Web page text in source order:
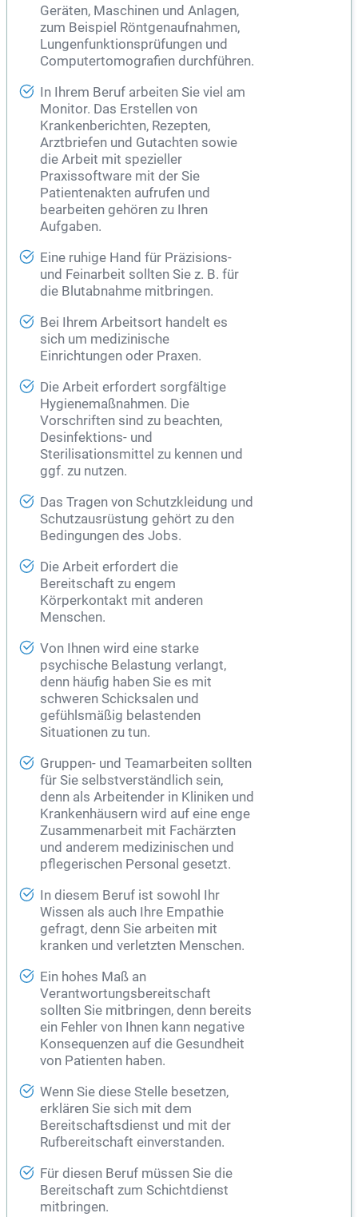
Geräten, Maschinen und Anlagen,
zum Beispiel Röntgenaufnahmen,
Lungenfunktionsprüfungen und
Computertomografien durchführen.
In Ihrem Beruf arbeiten Sie viel am
Monitor. Das Erstellen von
Krankenberichten, Rezepten,
Arztbriefen und Gutachten sowie
die Arbeit mit spezieller
Praxissoftware mit der Sie
Patientenakten aufrufen und
bearbeiten gehören zu Ihren
Aufgaben.
Eine ruhige Hand für Präzisions-
und Feinarbeit sollten Sie z. B. für
die Blutabnahme mitbringen.
Bei Ihrem Arbeitsort handelt es
sich um medizinische
Einrichtungen oder Praxen.
Die Arbeit erfordert sorgfältige
Hygienemaßnahmen. Die
Vorschriften sind zu beachten,
Desinfektions- und
Sterilisationsmittel zu kennen und
ggf. zu nutzen.
Das Tragen von Schutzkleidung und
Schutzausrüstung gehört zu den
Bedingungen des Jobs.
Die Arbeit erfordert die
Bereitschaft zu engem
Körperkontakt mit anderen
Menschen.
Von Ihnen wird eine starke
psychische Belastung verlangt,
denn häufig haben Sie es mit
schweren Schicksalen und
gefühlsmäßig belastenden
Situationen zu tun.
Gruppen- und Teamarbeiten sollten
für Sie selbstverständlich sein,
denn als Arbeitender in Kliniken und
Krankenhäusern wird auf eine enge
Zusammenarbeit mit Fachärzten
und anderem medizinischen und
pflegerischen Personal gesetzt.
In diesem Beruf ist sowohl Ihr
Wissen als auch Ihre Empathie
gefragt, denn Sie arbeiten mit
kranken und verletzten Menschen.
Ein hohes Maß an
Verantwortungsbereitschaft
sollten Sie mitbringen, denn bereits
ein Fehler von Ihnen kann negative
Konsequenzen auf die Gesundheit
von Patienten haben.
Wenn Sie diese Stelle besetzen,
erklären Sie sich mit dem
Bereitschaftsdienst und mit der
Rufbereitschaft einverstanden.
Für diesen Beruf müssen Sie die
Bereitschaft zum Schichtdienst
mitbringen.